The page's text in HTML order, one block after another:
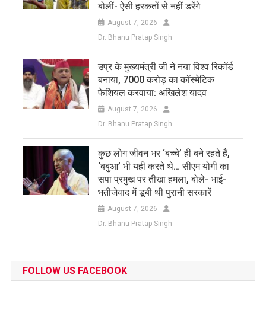
बोलीं- ऐसी हरकतों से नहीं डरेंगे
August 7, 2026
Dr. Bhanu Pratap Singh
उप्र के मुख्यमंत्री जी ने नया विश्व रिकॉर्ड
बनाया, 7000 करोड़ का कॉस्मेटिक
फेशियल करवाया: अखिलेश यादव
August 7, 2026
Dr. Bhanu Pratap Singh
कुछ लोग जीवन भर ‘बच्चे’ ही बने रहते हैं,
‘बबुआ’ भी यही करते थे… सीएम योगी का
सपा प्रमुख पर तीखा हमला, बोले- भाई-
भतीजेवाद में डूबी थी पुरानी सरकारें
August 7, 2026
Dr. Bhanu Pratap Singh
FOLLOW US FACEBOOK